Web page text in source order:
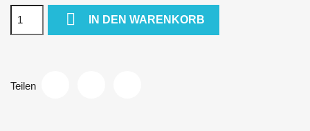
 IN DEN WARENKORB
Teilen